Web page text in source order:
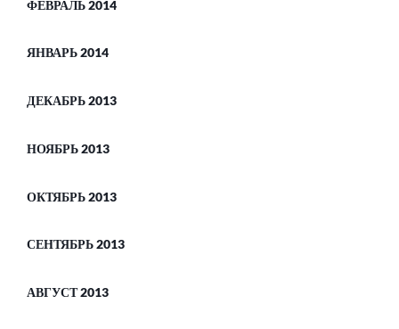
ФЕВРАЛЬ 2014
ЯНВАРЬ 2014
ДЕКАБРЬ 2013
НОЯБРЬ 2013
ОКТЯБРЬ 2013
СЕНТЯБРЬ 2013
АВГУСТ 2013